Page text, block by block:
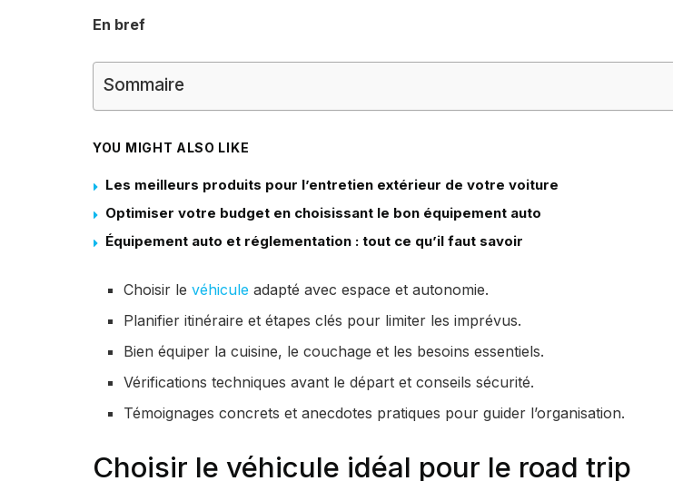
En bref
Sommaire
YOU MIGHT ALSO LIKE
Les meilleurs produits pour l’entretien extérieur de votre voiture
Optimiser votre budget en choisissant le bon équipement auto
Équipement auto et réglementation : tout ce qu’il faut savoir
Choisir levéhicule adapté avec espace et autonomie.
Planifier itinéraire et étapes clés pour limiter les imprévus.
Bien équiper la cuisine, le couchage et les besoins essentiels.
Vérifications techniques avant le départ et conseils sécurité.
Témoignages concrets et anecdotes pratiques pour guider l’organisation.
Choisir le véhicule idéal pour le road trip